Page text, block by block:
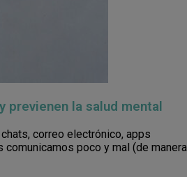
la salud mental
correo electrónico, apps
poco y mal (de manera